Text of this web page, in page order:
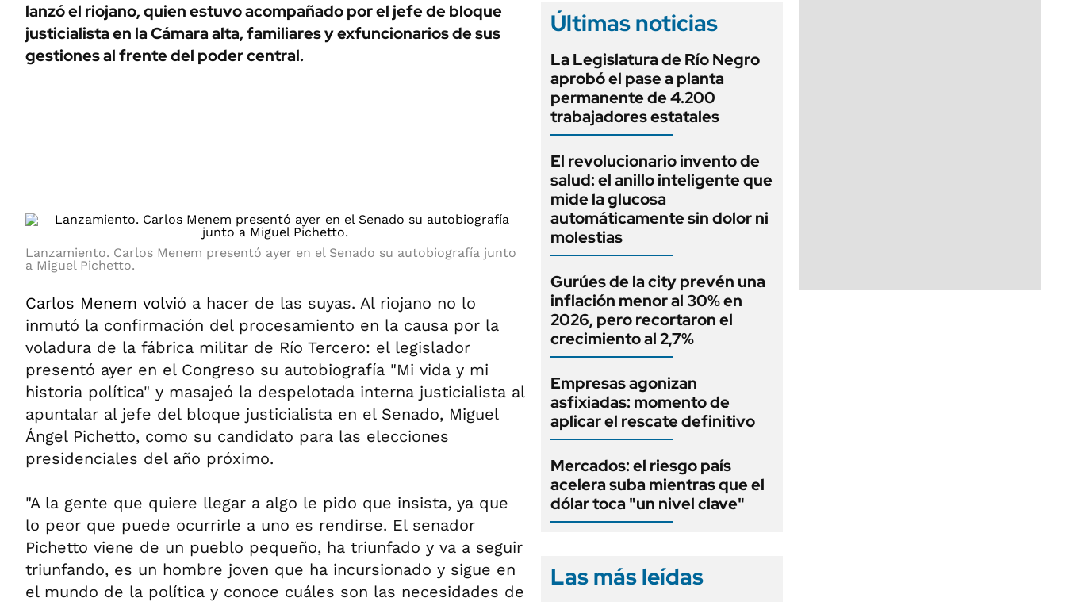
lanzó el riojano, quien estuvo acompañado por el jefe de bloque
justicialista en la Cámara alta, familiares y exfuncionarios de sus
gestiones al frente del poder central.
Lanzamiento. Carlos Menem presentó ayer en el Senado su autobiografía junto
a Miguel Pichetto.
Carlos Menem volvió a hacer de las suyas. Al riojano no lo
inmutó la confirmación del procesamiento en la causa por la
voladura de la fábrica militar de Río Tercero: el legislador
presentó ayer en el Congreso su autobiografía "Mi vida y mi
historia política" y masajeó la despelotada interna justicialista al
apuntalar al jefe del bloque justicialista en el Senado, Miguel
Ángel Pichetto, como su candidato para las elecciones
presidenciales del año próximo.
"A la gente que quiere llegar a algo le pido que insista, ya que
lo peor que puede ocurrirle a uno es rendirse. El senador
Pichetto viene de un pueblo pequeño, ha triunfado y va a seguir
triunfando, es un hombre joven que ha incursionado y sigue en
el mundo de la política y conoce cuáles son las necesidades de
Últimas noticias
La Legislatura de Río Negro
aprobó el pase a planta
permanente de 4.200
trabajadores estatales
El revolucionario invento de
salud: el anillo inteligente que
mide la glucosa
automáticamente sin dolor ni
molestias
Gurúes de la city prevén una
inflación menor al 30% en
2026, pero recortaron el
crecimiento al 2,7%
Empresas agonizan
asfixiadas: momento de
aplicar el rescate definitivo
Mercados: el riesgo país
acelera suba mientras que el
dólar toca "un nivel clave"
Las más leídas